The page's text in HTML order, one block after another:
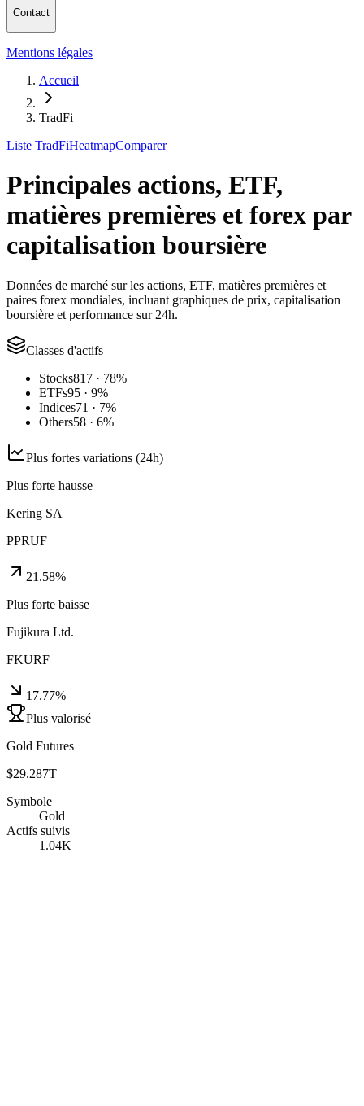
Contact
Mentions légales
Accueil
TradFi
Liste TradFiHeatmapComparer
Principales actions, ETF,
matières premières et forex par
capitalisation boursière
Données de marché sur les actions, ETF, matières premières et
paires forex mondiales, incluant graphiques de prix, capitalisation
boursière et performance sur 24h.
Classes d'actifs
Stocks817 · 78%
ETFs95 · 9%
Indices71 · 7%
Others58 · 6%
Plus fortes variations (24h)
Plus forte hausse
Kering SA
PPRUF
21.58%
Plus forte baisse
Fujikura Ltd.
FKURF
17.77%
Plus valorisé
Gold Futures
$29.287T
Symbole
Gold
Actifs suivis
1.04K